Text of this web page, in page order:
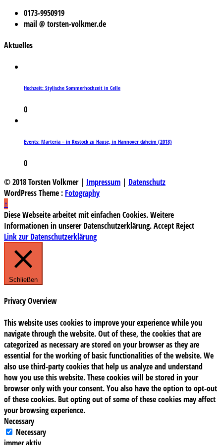
0173-9950919
mail @ torsten-volkmer.de
Aktuelles
Hochzeit: Stylische Sommerhochzeit in Celle
0
Events: Marteria – in Rostock zu Hause, in Hannover daheim (2018)
0
© 2018 Torsten Volkmer | Impressum | Datenschutz
WordPress Theme : Fotography
↑
Diese Webseite arbeitet mit einfachen Cookies. Weitere
Informationen in unserer Datenschutzerklärung.Accept Reject
Link zur Datenschutzerklärung
Schließen
Privacy Overview
This website uses cookies to improve your experience while you
navigate through the website. Out of these, the cookies that are
categorized as necessary are stored on your browser as they are
essential for the working of basic functionalities of the website. We
also use third-party cookies that help us analyze and understand
how you use this website. These cookies will be stored in your
browser only with your consent. You also have the option to opt-out
of these cookies. But opting out of some of these cookies may affect
your browsing experience.
Necessary
Necessary
immer aktiv